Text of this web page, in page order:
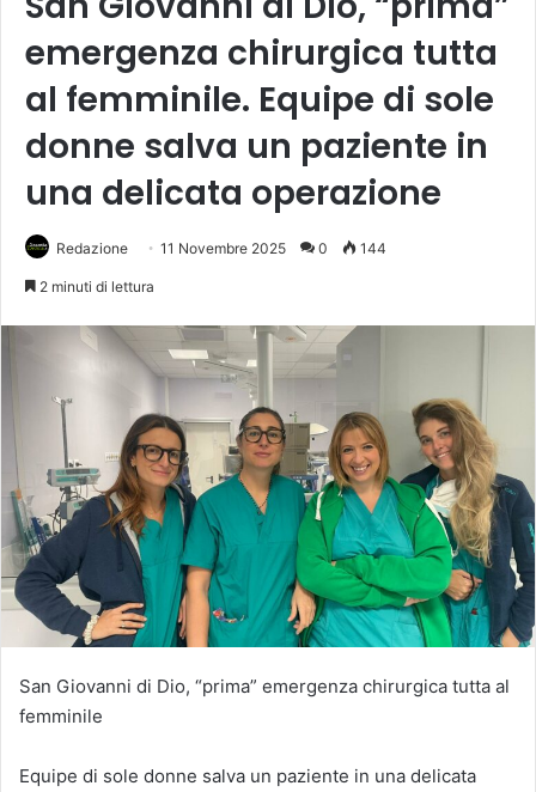
emergenza chirurgica tutta
al femminile. Equipe di sole
donne salva un paziente in
una delicata operazione
Redazione 11 Novembre 2025 0 144
2 minuti di lettura
San Giovanni di Dio, “prima” emergenza chirurgica tutta al
femminile
Equipe di sole donne salva un paziente in una delicata